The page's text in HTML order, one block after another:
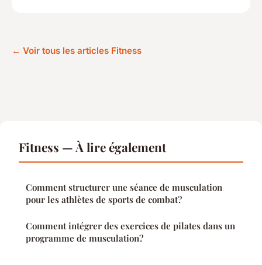
← Voir tous les articles Fitness
Fitness — À lire également
Comment structurer une séance de musculation
pour les athlètes de sports de combat?
Comment intégrer des exercices de pilates dans un
programme de musculation?